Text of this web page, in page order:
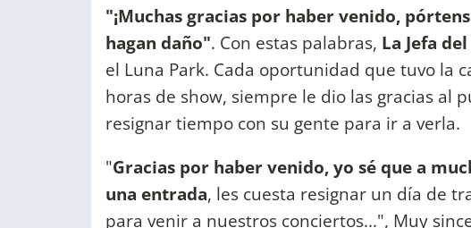
"¡Muchas gracias por haber venido,
hagan daño". Con estas palabras, La Jefa
el Luna Park. Cada oportunidad que tuvo la
horas de show, siempre le dio las gracias al
resignar tiempo con su gente para ir a verla.
"Gracias por haber venido, yo sé que a
una entrada, les cuesta resignar un día de
para venir a nuestros conciertos...", Muy